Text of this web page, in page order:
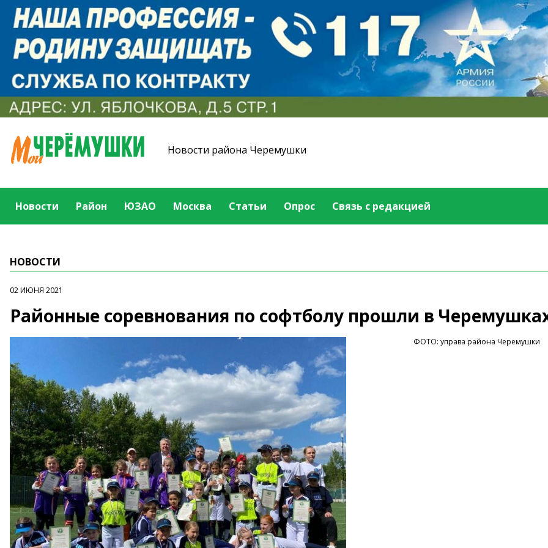
Новости района Черемушки
Новости Район ЮЗАО Москва Статьи Опрос Связь с редакцией
НОВОСТИ
02 ИЮНЯ 2021
Районные соревнования по софтболу прошли в
ФОТО: управа района Черемушки